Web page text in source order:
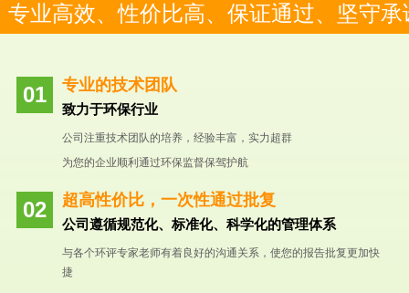
专业高效、性价比高、保证通过、坚守承
专业的技术团队
致力于环保行业
公司注重技术团队的培养，经验丰富，实力超群
为您的企业顺利通过环保监督保驾护航
超高性价比，一次性通过批复
公司遵循规范化、标准化、科学化的管理体系
与各个环评专家老师有着良好的沟通关系，使您的报告批复更加快
捷